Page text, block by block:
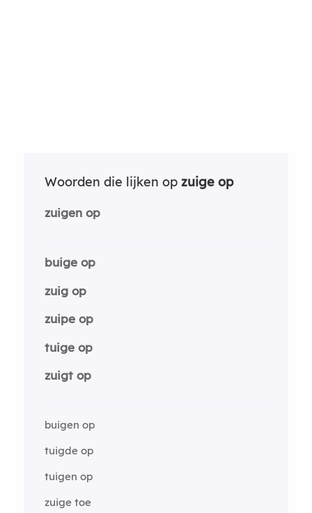
Woorden die lijken op zuige op
zuigen op
buige op
zuig op
zuipe op
tuige op
zuigt op
buigen op
tuigde op
tuigen op
zuige toe